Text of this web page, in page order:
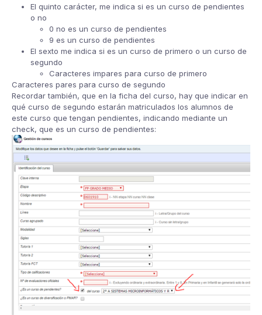
El quinto carácter, me indica si es un curso de pendientes
o no
0 no es un curso de pendientes
9 es un curso de pendientes
El sexto me indica si es un curso de primero o un curso de
segundo
Caracteres impares para curso de primero
Caracteres pares para curso de segundo
Recordar también, que en la ficha del curso, hay que indicar en
qué curso de segundo estarán matriculados los alumnos de
este curso que tengan pendientes, indicando mediante un
check, que es un curso de pendientes: